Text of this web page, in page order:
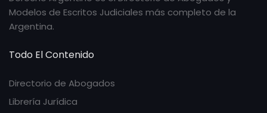
Modelos de Escritos Judiciales más completo de la
Argentina.
Todo El Contenido
Directorio de Abogados
Librería Jurídica